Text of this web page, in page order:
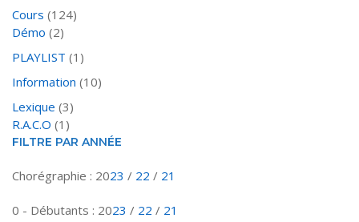
Cours (124)
Démo (2)
PLAYLIST (1)
Information (10)
Lexique (3)
R.A.C.O (1)
FILTRE PAR ANNÉE
Chorégraphie : 2023 / 22 / 21
0 - Débutants : 2023 / 22 / 21